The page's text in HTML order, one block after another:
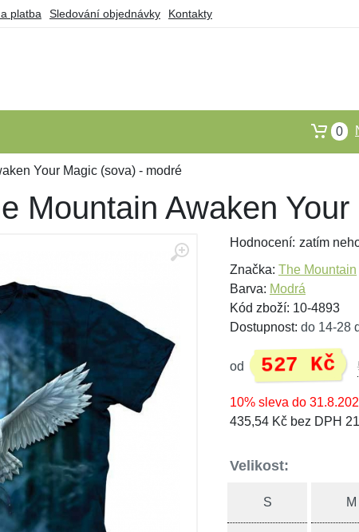
platba Sledování objednávky Kontakty
0
Your Magic (sova) - modré
Mountain Awaken
Hodnocení: zatím
Značka: The Mountain
Barva: Modrá
Kód zboží: 10-4893
Dostupnost: do 14-28
od 527 Kč
10% sleva do
435,54 Kč bez DPH
Velikost:
S M